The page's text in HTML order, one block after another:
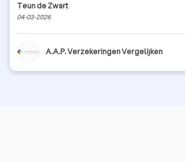
Teun de Zwart
04-03-2026
A.A.P. Verzekeringen Vergelijken